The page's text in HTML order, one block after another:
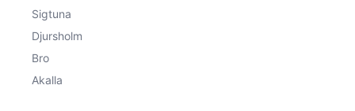
Sigtuna
Djursholm
Bro
Akalla